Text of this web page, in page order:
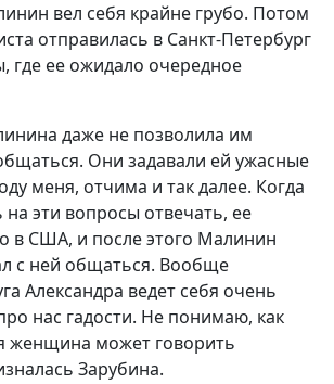
вел себя крайне грубо. Потом
отправилась в Санкт-Петербург
где ее ожидало очередное
даже не позволила им
Они задавали ей ужасные
меня, отчима и так далее. Когда
на эти вопросы отвечать, ее
в США, и после этого Малинин
с ней общаться. Вообще
Александра ведет себя очень
нас гадости. Не понимаю, как
женщина может говорить
Зарубина.